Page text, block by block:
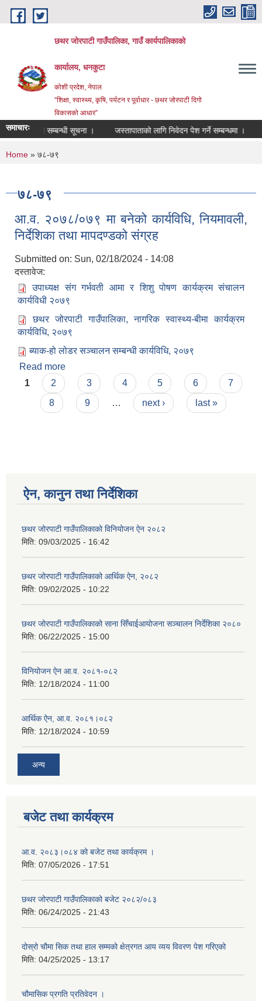
Skip to main content
छथर जोरपाटी गाउँपालिका, गाउँ कार्यपालिकाको
कार्यालय, धनकुटा
कोशी प्रदेश, नेपाल
“शिक्षा, स्वास्थ्य, कृषि, पर्यटन र पूर्वाधार - छथर जोरपाटी दिगो
विकासको आधार”
समाचारःIII सम्बन्धी सूचना । जस्तापाताको लागि निवेदन पेश गर्ने सम्बन्धमा ।
You are here
Home » ७८-७९
७८-७९
आ.व. २०७८/०७९ मा बनेको कार्यविधि, नियमावली,
निर्देशिका तथा मापदण्डको संग्रह
Submitted on: Sun, 02/18/2024 - 14:08
दस्तावेज:
उपाध्यक्ष संग गर्भवती आमा र शिशु पोषण कार्यक्रम संचालन
कार्यविधी २०७९
छथर जोरपाटी गाउँपालिका, नागरिक स्वास्थ्य-बीमा कार्यक्रम
कार्यविधि, २०७९
ब्याक-हो लोडर सञ्चालन सम्बन्धी कार्यविधि, २०७९
Read more
निर्देशिका तथा मापदण्डको संग्रह
Pages
1 2 3 4 5 6
7
8
9 … next › last »
ऐन, कानुन तथा निर्देशिका
छथर जोरपाटी गाउँपालिकाको विनियोजन ऐन २०८२
मिति: 09/03/2025 - 16:42
छथर जोरपाटी गाउँपालिकाको आर्थिक ऐन, २०८२
मिति: 09/02/2025 - 10:22
छथर जोरपाटी गाउँपालिकाको साना सिँचाईआयोजना सञ्चालन निर्देशिका २०८०
मिति: 06/22/2025 - 15:00
विनियोजन ऐन आ.व. २०८१-०८२
मिति: 12/18/2024 - 11:00
आर्थिक ऐन, आ.व. २०८१।०८२
मिति: 12/18/2024 - 10:59
अन्य
बजेट तथा कार्यक्रम
आ.व. २०८३।०८४ को बजेट तथा कार्यक्रम ।
मिति: 07/05/2026 - 17:51
छथर जोरपाटी गाउँपालिकाको बजेट २०८२/०८३
मिति: 06/24/2025 - 21:43
दोस्रो चौमा सिक तथा हाल सम्मको क्षेत्रगत आय व्यय विवरण पेश गरिएको
मिति: 04/25/2025 - 13:17
चौमासिक प्रगति प्रतिवेदन ।